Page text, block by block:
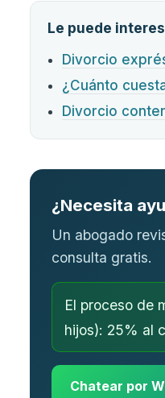
Le puede
Divorcio
¿Cuánto
Divorcio
¿Necesita
Un abogado
consulta gratis.
El proceso de
hijos): 25% al
Chatear por